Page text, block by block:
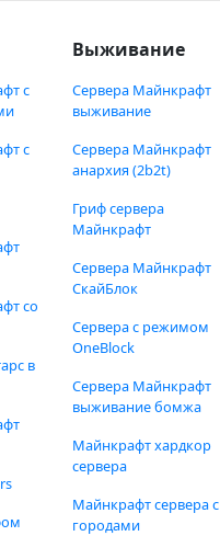
с
с
со
в
Выживание
Сервера Майнкрафт
выживание
Сервера Майнкрафт
анархия (2b2t)
Гриф сервера
Майнкрафт
Сервера Майнкрафт
СкайБлок
Сервера с режимом
OneBlock
Сервера Майнкрафт
выживание бомжа
Майнкрафт хардкор
сервера
Майнкрафт сервера с
городами